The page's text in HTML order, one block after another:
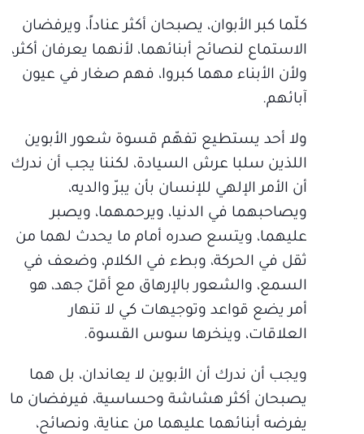
كلّما كبر الأبوان، يصبحان أكثر عناداً، ويرفضان
الاستماع لنصائح أبنائهما، لأنهما يعرفان أكثر،
ولأن الأبناء مهما كبروا، فهم صغار في عيون
آبائهم.
ولا أحد يستطيع تفهّم قسوة شعور الأبوين
اللذين سلبا عرش السيادة، لكننا يجب أن ندرك
أن الأمر الإلهي للإنسان بأن يبرّ والديه،
ويصاحبهما في الدنيا، ويرحمهما، ويصبر
عليهما، ويتسع صدره أمام ما يحدث لهما من
ثقل في الحركة، وبطء في الكلام، وضعف في
السمع، والشعور بالإرهاق مع أقلّ جهد، هو
أمر يضع قواعد وتوجيهات كي لا تنهار
العلاقات، وينخرها سوس القسوة.
ويجب أن ندرك أن الأبوين لا يعاندان، بل هما
يصبحان أكثر هشاشة وحساسية، فيرفضان ما
يفرضه أبنائهما عليهما من عناية، ونصائح،